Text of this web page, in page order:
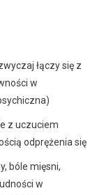
łączy się z
w
z uczuciem
odprężenia się
bóle mięsni,
w